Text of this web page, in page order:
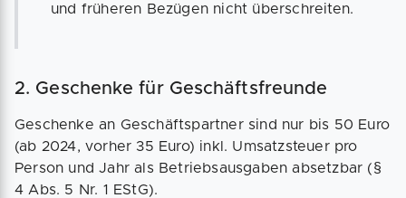
und früheren Bezügen nicht überschreiten.
2. Geschenke für Geschäftsfreunde
Geschenke an Geschäftspartner sind nur bis 50 Euro
(ab 2024, vorher 35 Euro) inkl. Umsatzsteuer pro
Person und Jahr als Betriebsausgaben absetzbar (§
4 Abs. 5 Nr. 1 EStG).